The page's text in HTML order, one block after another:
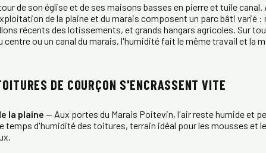
de son église et de ses maisons basses en pierre et tuile canal.
de la plaine et du marais composent un parc bâti varié :
récents des lotissements, et grands hangars agricoles. Sur
centre ou un canal du marais, l'humidité fait le même travail et la
DE COURÇON S'ENCRASSENT VITE
la plaine — Aux portes du Marais Poitevin, l'air reste humide et
temps d'humidité des toitures, terrain idéal pour les mousses et